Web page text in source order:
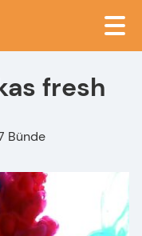
fresh
Bünde